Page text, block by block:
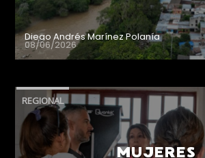
Diego Andrés Marínez Polanía
08/06/2026
REGIONAL
MUJERES